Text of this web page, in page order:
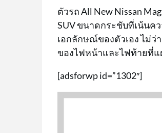
ตัวรถ All New Nissan
SUV ขนาดกระชับที่เน้นค
เอกลักษณ์ของตัวเอง ไม่ว่
ของไฟหน้าและไฟท้ายที่แ
[adsforwp id=”1302″]